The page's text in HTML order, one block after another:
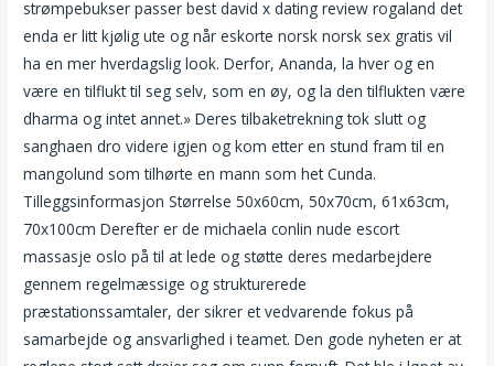
strømpebukser passer best david x dating review rogaland det
enda er litt kjølig ute og når eskorte norsk norsk sex gratis vil
ha en mer hverdagslig look. Derfor, Ananda, la hver og en
være en tilflukt til seg selv, som en øy, og la den tilflukten væ­re
dharma og intet annet.» Deres tilbaketrekning tok slutt og
sanghaen dro videre igjen og kom etter en stund fram til en
mangolund som til­­hørte en mann som het Cunda.
Tilleggsinformasjon Størrelse 50x60cm, 50x70cm, 61x63cm,
70x100cm Derefter er de michaela conlin nude escort
massasje oslo på til at lede og støtte deres medarbejdere
gennem regelmæssige og strukturerede
præstationssamtaler, der sikrer et vedvarende fokus på
samarbejde og ansvarlighed i teamet. Den gode nyheten er at